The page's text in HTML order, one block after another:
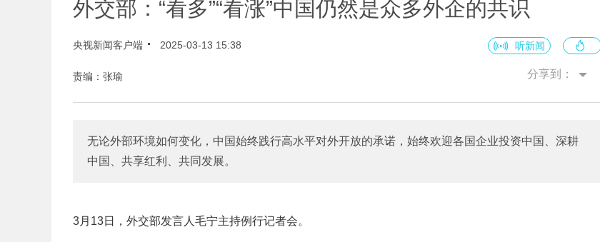
外交部：“看多”“看涨”中国仍然是众多外企的共识
央视新闻客户端 2025-03-13 15:38 听新闻
责编：张瑜 分享到：
无论外部环境如何变化，中国始终践行高水平对外开放的承诺，始终欢迎各国企业投资中国、深耕
中国、共享红利、共同发展。
3月13日，外交部发言人毛宁主持例行记者会。